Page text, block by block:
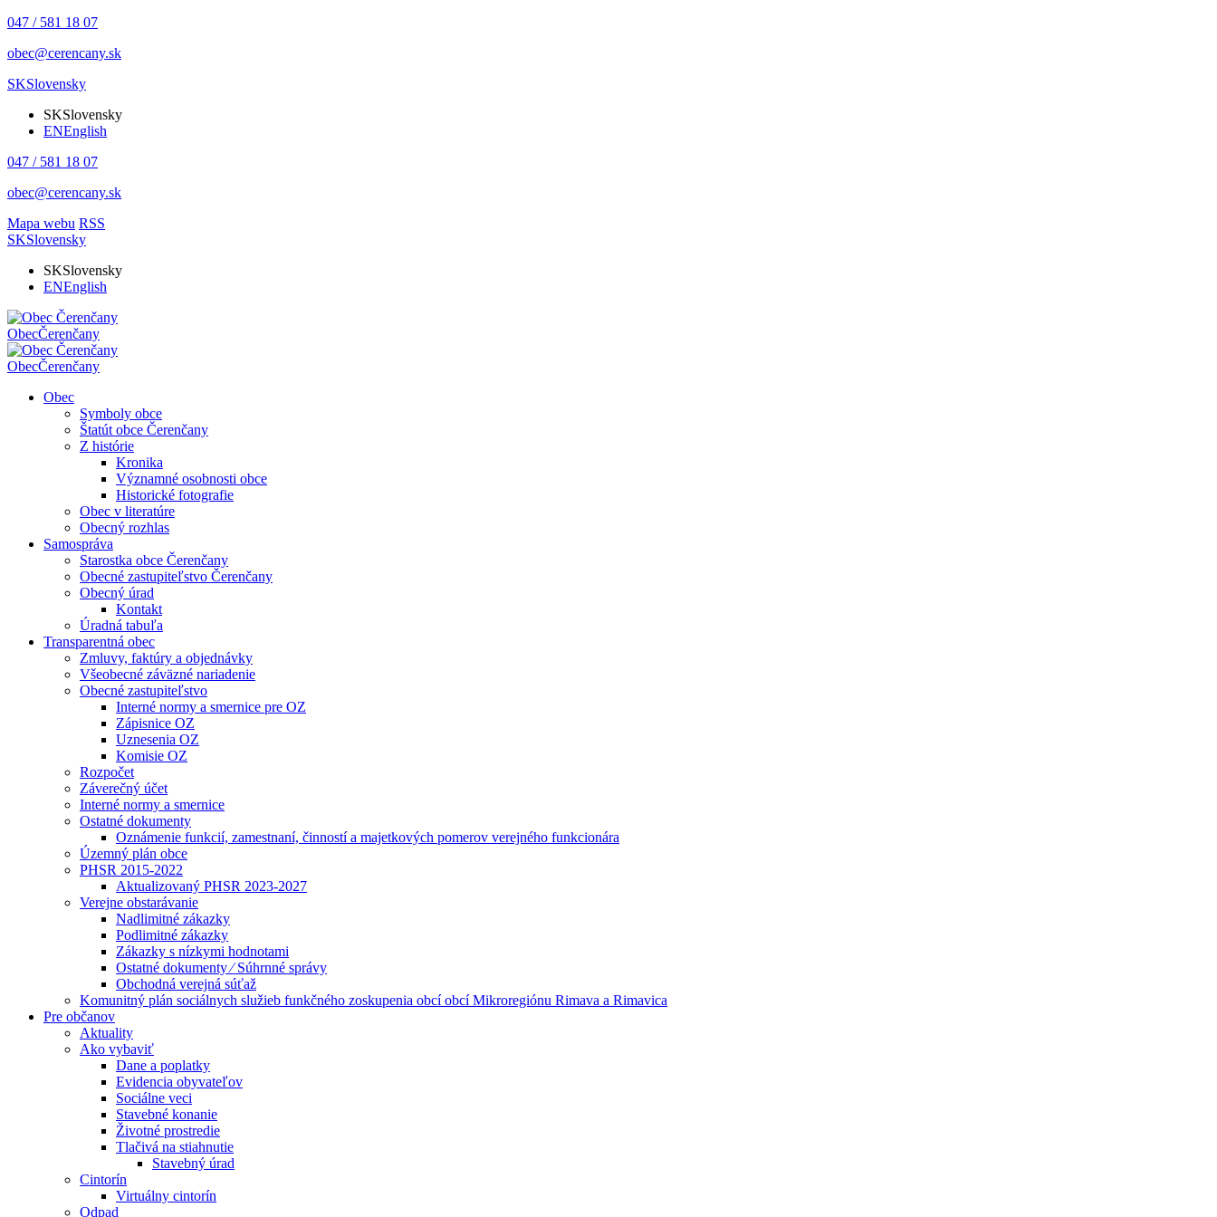
047 / 581 18 07
obec@cerencany.sk
SKSlovensky
SKSlovensky
ENEnglish
047 / 581 18 07
obec@cerencany.sk
Mapa webu RSS
SKSlovensky
SKSlovensky
ENEnglish
ObecČerenčany
ObecČerenčany
Obec
Symboly obce
Štatút obce Čerenčany
Z histórie
Kronika
Významné osobnosti obce
Historické fotografie
Obec v literatúre
Obecný rozhlas
Samospráva
Starostka obce Čerenčany
Obecné zastupiteľstvo Čerenčany
Obecný úrad
Kontakt
Úradná tabuľa
Transparentná obec
Zmluvy, faktúry a objednávky
Všeobecné záväzné nariadenie
Obecné zastupiteľstvo
Interné normy a smernice pre OZ
Zápisnice OZ
Uznesenia OZ
Komisie OZ
Rozpočet
Záverečný účet
Interné normy a smernice
Ostatné dokumenty
Oznámenie funkcií, zamestnaní, činností a majetkových pomerov verejného funkcionára
Územný plán obce
PHSR 2015-2022
Aktualizovaný PHSR 2023-2027
Verejne obstarávanie
Nadlimitné zákazky
Podlimitné zákazky
Zákazky s nízkymi hodnotami
Ostatné dokumenty ⁄ Súhrnné správy
Obchodná verejná súťaž
Komunitný plán sociálnych služieb funkčného zoskupenia obcí obcí Mikroregiónu Rimava a Rimavica
Pre občanov
Aktuality
Ako vybaviť
Dane a poplatky
Evidencia obyvateľov
Sociálne veci
Stavebné konanie
Životné prostredie
Tlačivá na stiahnutie
Stavebný úrad
Cintorín
Virtuálny cintorín
Odpad